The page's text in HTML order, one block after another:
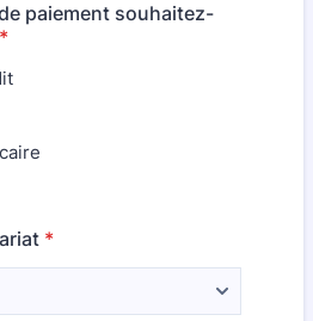
paiement souhaitez-
*
*